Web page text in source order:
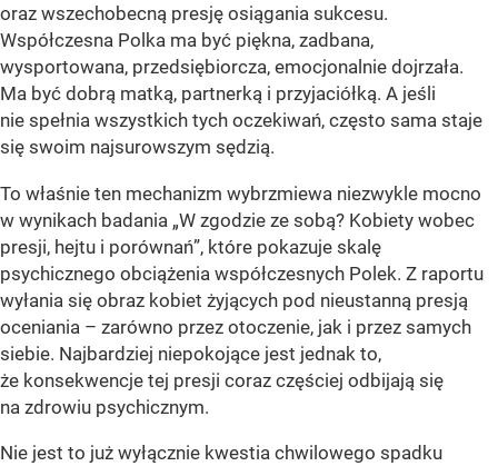
oraz wszechobecną presję osiągania sukcesu.
Współczesna Polka ma być piękna, zadbana,
wysportowana, przedsiębiorcza, emocjonalnie dojrzała.
Ma być dobrą matką, partnerką i przyjaciółką. A jeśli
nie spełnia wszystkich tych oczekiwań, często sama staje
się swoim najsurowszym sędzią.
To właśnie ten mechanizm wybrzmiewa niezwykle mocno
w wynikach badania „W zgodzie ze sobą? Kobiety wobec
presji, hejtu i porównań”, które pokazuje skalę
psychicznego obciążenia współczesnych Polek. Z raportu
wyłania się obraz kobiet żyjących pod nieustanną presją
oceniania – zarówno przez otoczenie, jak i przez samych
siebie. Najbardziej niepokojące jest jednak to,
że konsekwencje tej presji coraz częściej odbijają się
na zdrowiu psychicznym.
Nie jest to już wyłącznie kwestia chwilowego spadku